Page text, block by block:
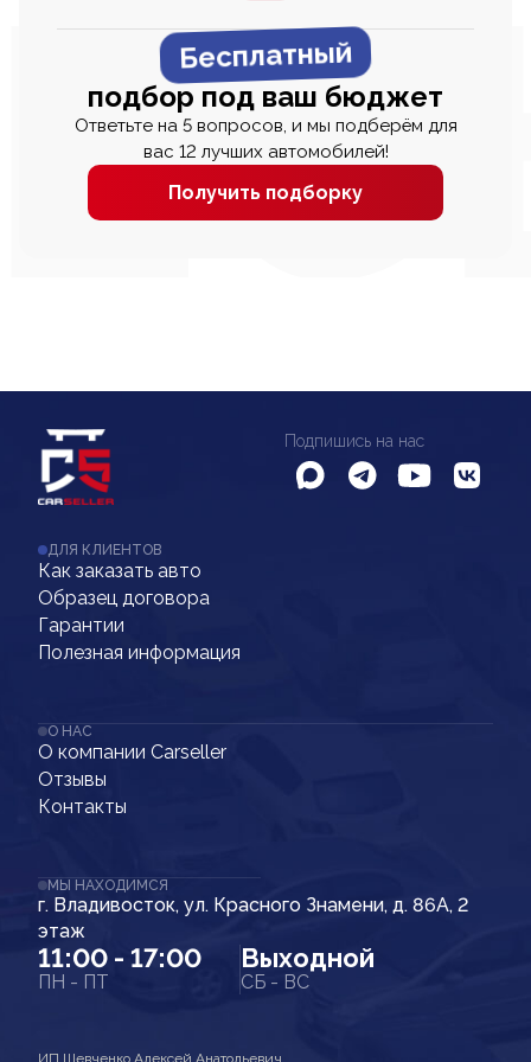
Бесплатный
подбор под ваш бюджет
Ответьте на 5 вопросов, и мы подберём для
вас 12 лучших автомобилей!
Получить подборку
Подпишись на нас
ДЛЯ КЛИЕНТОВ
Как заказать авто
Образец договора
Гарантии
Полезная информация
О НАС
О компании Carseller
Отзывы
Контакты
МЫ НАХОДИМСЯ
г. Владивосток, ул. Красного Знамени, д. 86А, 2
этаж
11:00 - 17:00
ПН - ПТ
Выходной
СБ - ВС
ИП Шевченко Алексей Анатольевич